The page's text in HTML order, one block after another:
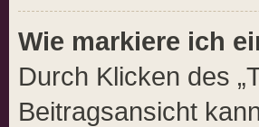
Wie markiere ich
Durch Klicken des
Beitragsansicht